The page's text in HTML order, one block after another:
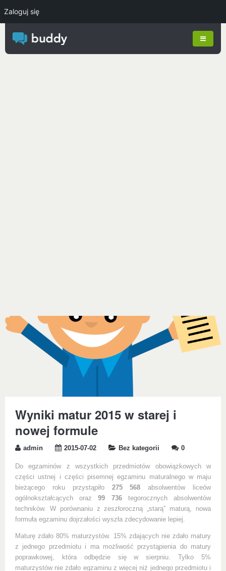
Wyniki matur 2015 w starej i
nowej formule
admin 2015-07-02 Bez kategorii 0
Do egzaminów z wszystkich przedmiotów obowiązkowych w
części ustnej i części pisemnej egzaminu maturalnego w maju
bieżącego roku przystąpiło 275 568 absolwentów liceów
ogólnokształcących oraz 99 736tegorocznych absolwentów
techników. W porównaniu z zeszłoroczną „starą” maturą, nowa
formuła egzaminu dojrzałości wyszła zdecydowanie lepiej.
Maturę zdało 80% maturzystów. 15% zdających nie zdało matury
z jednego przedmiotu i ma możliwość przystąpienia do matury
poprawkowej, która odbędzie się w sierpniu. Tylko 5%
maturzystów nie zdało egzaminu z więcej niż jednego przedmiotu i
Zaloguj się